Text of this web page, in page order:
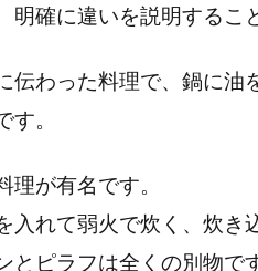
確に違いを説明するこ
わった料理で、鍋に油
。
が有名です。
れて弱火で炊く、炊き
ピラフは全くの別物で